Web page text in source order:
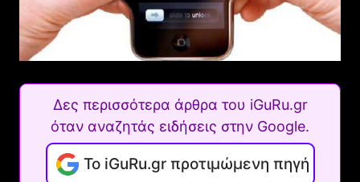
Δες περισσότερα άρθρα του iGuRu.gr
όταν αναζητάς ειδήσεις στην Google.
Το iGuRu.gr προτιμώμενη πηγή